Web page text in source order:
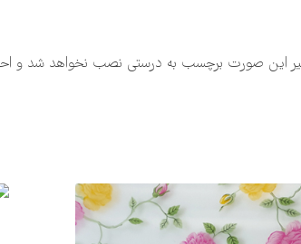
این صورت برچسب به درستی نصب نخواهد شد و